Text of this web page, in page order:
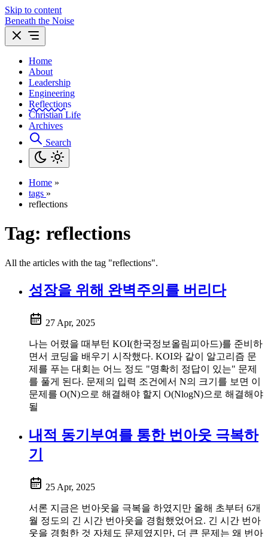
Skip to content
Beneath the Noise
Home
About
Leadership
Engineering
Reflections
Christian Life
Archives
Search
Home »
tags »
reflections
Tag: reflections
All the articles with the tag "reflections".
성장을 위해 완벽주의를 버리다
27 Apr, 2025
나는 어렸을 때부턴 KOI(한국정보올림피아드)를 준비하
면서 코딩을 배우기 시작했다. KOI와 같이 알고리즘 문
제를 푸는 대회는 어느 정도 "명확히 정답이 있는" 문제
를 풀게 된다. 문제의 입력 조건에서 N의 크기를 보면 이
문제를 O(N)으로 해결해야 할지 O(NlogN)으로 해결해야
될
내적 동기부여를 통한 번아웃 극복하
기
25 Apr, 2025
서론 지금은 번아웃을 극복을 하였지만 올해 초부터 6개
월 정도의 긴 시간 번아웃을 경험했었어요. 긴 시간 번아
웃을 경험한 것 자체도 문제였지만, 더 큰 문제는 왜 번아